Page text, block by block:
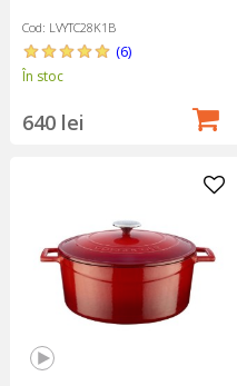
Cod: LVYTC28K1B
(6)
În stoc
640 lei